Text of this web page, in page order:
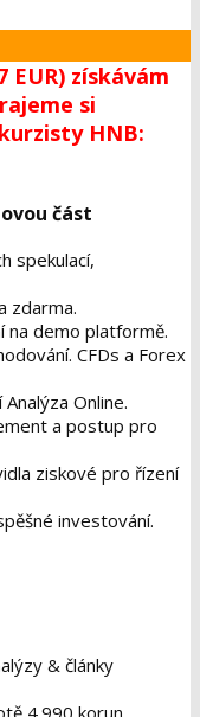
EUR) získávám
si
HNB:
část
spekulací,
zdarma.
na demo platformě.
CFDs a Forex
Online.
a postup pro
ziskové pro řízení
investování.
& články